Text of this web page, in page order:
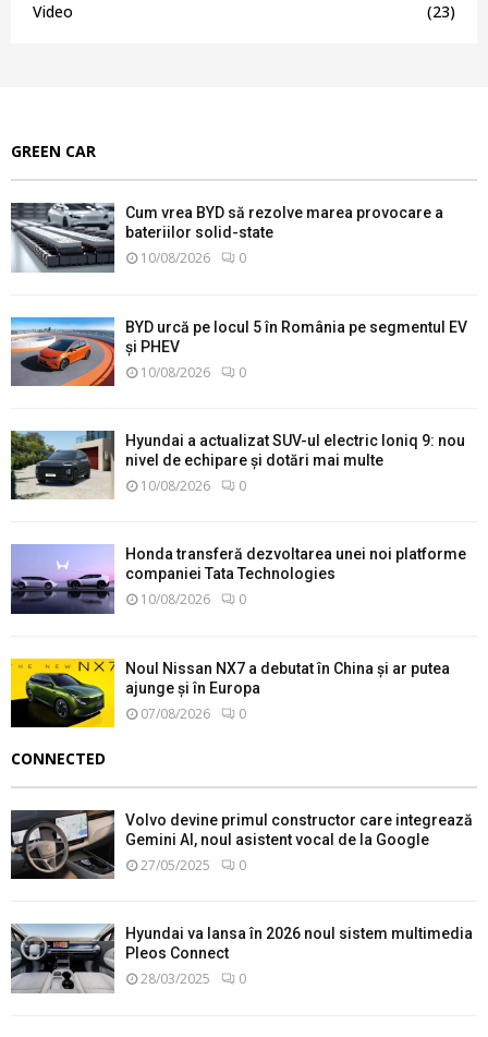
Video
(23)
GREEN CAR
Cum vrea BYD să rezolve marea provocare a
bateriilor solid-state
10/08/2026 0
BYD urcă pe locul 5 în România pe segmentul EV
și PHEV
10/08/2026 0
Hyundai a actualizat SUV-ul electric Ioniq 9: nou
nivel de echipare și dotări mai multe
10/08/2026 0
Honda transferă dezvoltarea unei noi platforme
companiei Tata Technologies
10/08/2026 0
Noul Nissan NX7 a debutat în China și ar putea
ajunge și în Europa
07/08/2026 0
CONNECTED
Volvo devine primul constructor care integrează
Gemini AI, noul asistent vocal de la Google
27/05/2025 0
Hyundai va lansa în 2026 noul sistem multimedia
Pleos Connect
28/03/2025 0